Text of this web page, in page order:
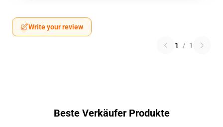
Write your review
1 / 1
Beste Verkäufer Produkte